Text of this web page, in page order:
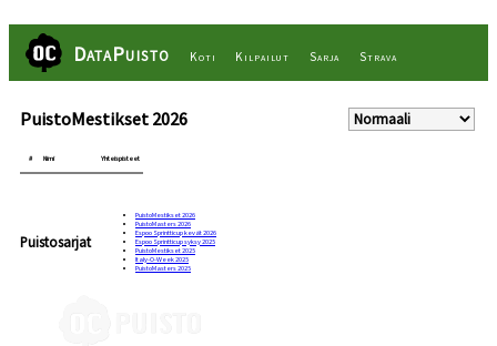
DataPuisto Koti Kilpailut Sarja Strava
PuistoMestikset 2026
# Nimi Yhteispisteet
Puistosarjat
PuistoMestikset 2026
PuistoMasters 2026
Espoo Sprintticup kevät 2026
Espoo Sprintticup syksy 2025
PuistoMestikset 2025
Italy-O-Week 2025
PuistoMasters 2025